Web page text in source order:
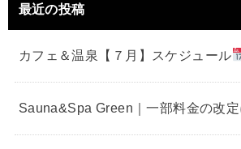
最近の投稿
カフェ＆温泉【７月】スケジュール
Sauna&Spa Green｜一部料金の改